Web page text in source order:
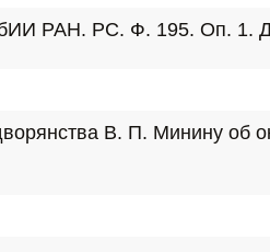
РАН. РС. Ф. 195. Оп. 1.
В. П. Минину об